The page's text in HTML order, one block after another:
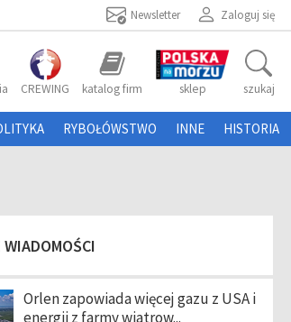
Zaloguj się
Newsletter
CREWING katalog firm sklep szukaj
RYBOŁÓWSTWO INNE HISTORIA
Orlen zapowiada więcej gazu z USA i
energii z farmy wiatrow...